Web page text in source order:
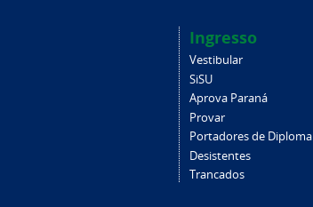
Ingresso
Vestibular
SiSU
Aprova Paraná
Provar
Portadores de Diploma
Desistentes
Trancados